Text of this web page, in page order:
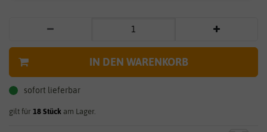
IN DEN WARENKORB
sofort lieferbar
gilt für 18 Stück am Lager.